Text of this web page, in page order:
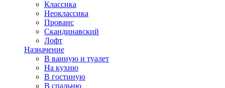
Классика
Неоклассика
Прованс
Скандинавский
Лофт
Назначение
В ванную и туалет
На кухню
В гостиную
В спальню